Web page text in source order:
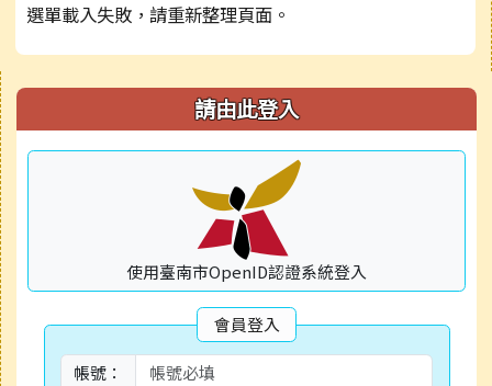
選單載入失敗，請重新整理頁面。
右邊區域內容 請由此登入
使用臺南市OpenID認證系統登入
會員登入
帳號：